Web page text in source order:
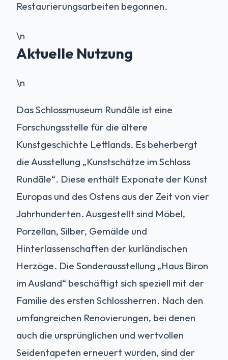
Restaurierungsarbeiten begonnen.
\n
Aktuelle Nutzung
\n
Das Schlossmuseum Rundāle ist eine
Forschungsstelle für die ältere
Kunstgeschichte Lettlands. Es beherbergt
die Ausstellung „Kunstschätze im Schloss
Rundāle“. Diese enthält Exponate der Kunst
Europas und des Ostens aus der Zeit von vier
Jahrhunderten. Ausgestellt sind Möbel,
Porzellan, Silber, Gemälde und
Hinterlassenschaften der kurländischen
Herzöge. Die Sonderausstellung „Haus Biron
im Ausland“ beschäftigt sich speziell mit der
Familie des ersten Schlossherren. Nach den
umfangreichen Renovierungen, bei denen
auch die ursprünglichen und wertvollen
Seidentapeten erneuert wurden, sind der